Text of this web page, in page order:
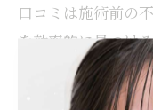
口コミは施術前の
を効率的に見つけ
偏りや個人差もあ
に判断することが